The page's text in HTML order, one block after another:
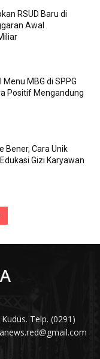
RSUD Baru di
Awal
Menu MBG di SPPG
Positif Mengandung
Bener, Cara Unik
Gizi Karyawan
Telp. (0291)